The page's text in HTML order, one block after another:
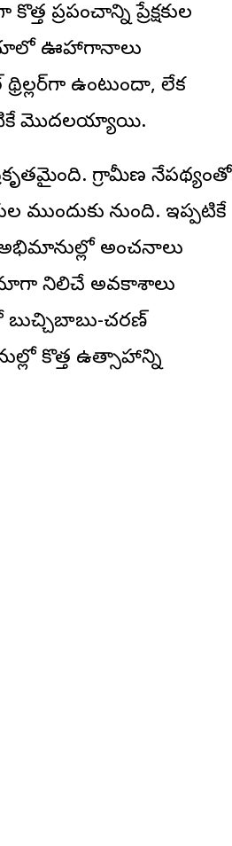
ప్రపంచాన్ని ప్రేక్షకుల
ఊహాగానాలు
ఉంటుందా, లేక
మొదలయ్యాయి.
గ్రామీణ నేపథ్యంతో
రానుంది. ఇప్పటికే
అభిమానుల్లో అంచనాలు
నిలిచే అవకాశాలు
బుచ్చిబాబు-చరణ్
కొత్త ఉత్సాహాన్ని